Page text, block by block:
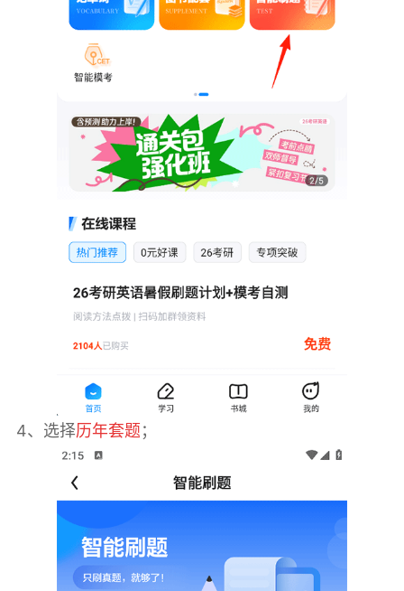
4、选择历年套题；